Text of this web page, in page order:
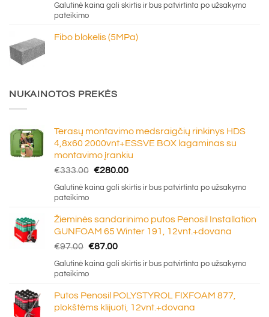
€6.20
Galutinė kaina gali skirtis ir bus patvirtinta po užsakymo
pateikimo
Fibo blokelis (5MPa)
NUKAINOTOS PREKĖS
Terasų montavimo medsraigčių rinkinys HDS
4,8x60 2000vnt+ESSVE BOX lagaminas su
montavimo įrankiu
€333.00 Original
price
was:
€280.00Current
price
Galutinė kaina gali skirtis ir bus patvirtinta po užsakymo
pateikimo
Žieminės sandarinimo putos Penosil Installation
GUNFOAM 65 Winter 191, 12vnt.+dovana
€97.00 Original
price
was:
€87.00Current
price
Galutinė kaina gali skirtis ir bus patvirtinta po užsakymo
pateikimo
Putos Penosil POLYSTYROL FIXFOAM 877,
plokštėms klijuoti, 12vnt.+dovana